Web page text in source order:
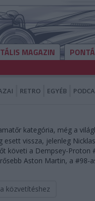
MAGAZIN
RETRO EGYÉB
kategória, még a
vissza, jelenleg
követi a Dempsey-Proton
Aston Martin, a #98-
közvetítéshez